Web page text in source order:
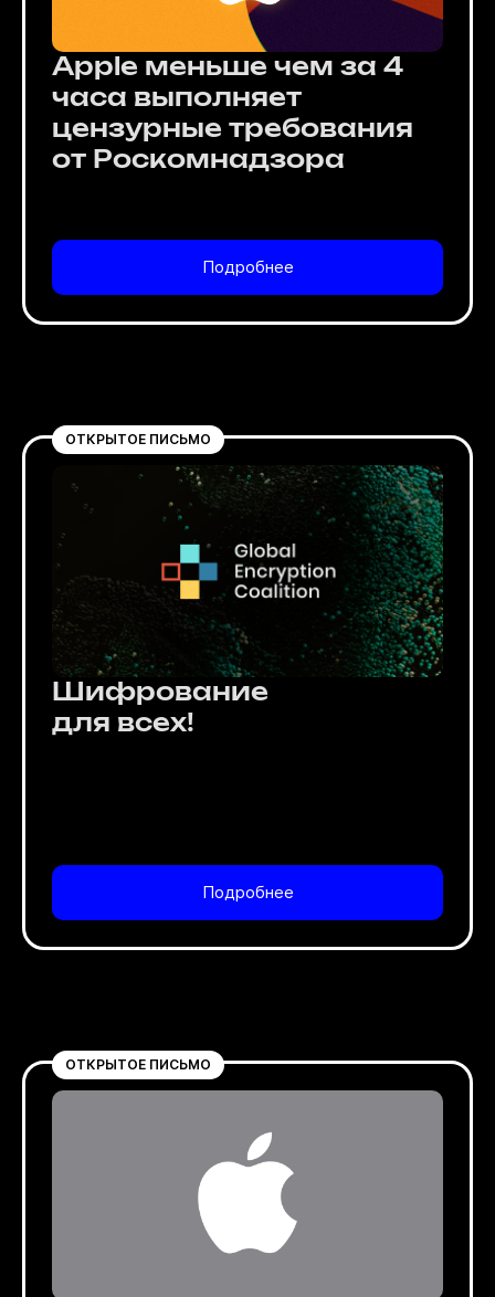
Apple меньше чем за 4
часа выполняет
цензурные требования
от Роскомнадзора
Подробнее
ОТКРЫТОЕ ПИСЬМО
Шифрование
для всех!
Подробнее
ОТКРЫТОЕ ПИСЬМО